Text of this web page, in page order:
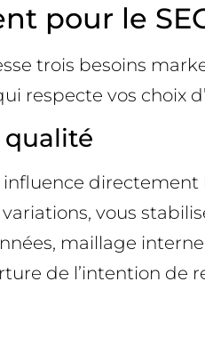
pour le
trois besoins
respecte vos choix
qualité
directement
vous
maillage
de l’intention